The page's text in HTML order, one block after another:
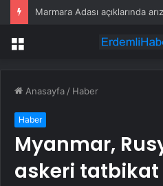
Marmara Adası açıklarında
Menü
Anasayfa / Haber
Haber
Myanmar,
askeri tatbikat